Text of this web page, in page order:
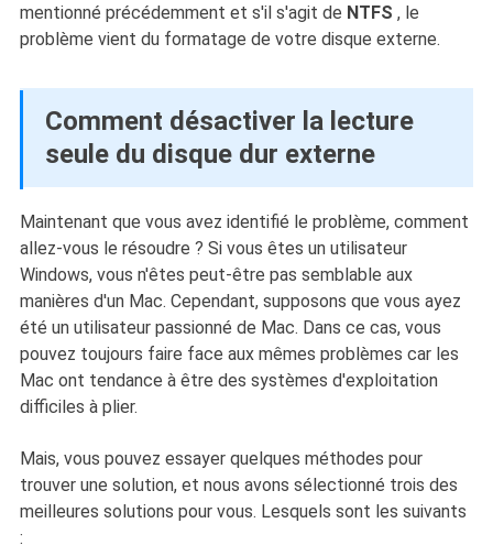
mentionné précédemment et s'il s'agit de NTFS , le
problème vient du formatage de votre disque externe.
Comment désactiver la lecture
seule du disque dur externe
Maintenant que vous avez identifié le problème, comment
allez-vous le résoudre ? Si vous êtes un utilisateur
Windows, vous n'êtes peut-être pas semblable aux
manières d'un Mac. Cependant, supposons que vous ayez
été un utilisateur passionné de Mac. Dans ce cas, vous
pouvez toujours faire face aux mêmes problèmes car les
Mac ont tendance à être des systèmes d'exploitation
difficiles à plier.
Mais, vous pouvez essayer quelques méthodes pour
trouver une solution, et nous avons sélectionné trois des
meilleures solutions pour vous. Lesquels sont les suivants
: